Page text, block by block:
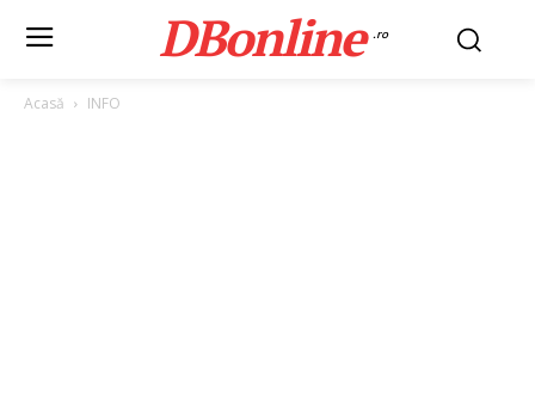
DBonline .ro
Acasă INFO